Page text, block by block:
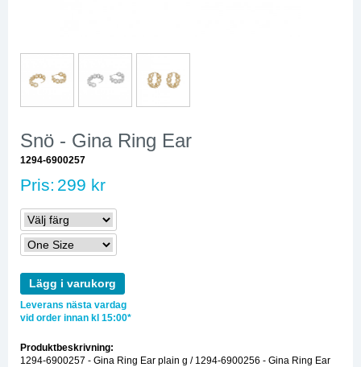
Snö - Gina Ring Ear
1294-6900257
Pris: 299 kr
Lägg i varukorg
Leverans nästa vardag
vid order innan kl 15:00*
Produktbeskrivning:
1294-6900257 - Gina Ring Ear plain g / 1294-6900256 - Gina Ring Ear